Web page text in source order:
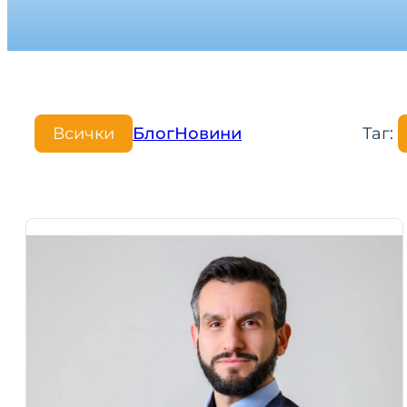
Всички БлогНовини Таг: